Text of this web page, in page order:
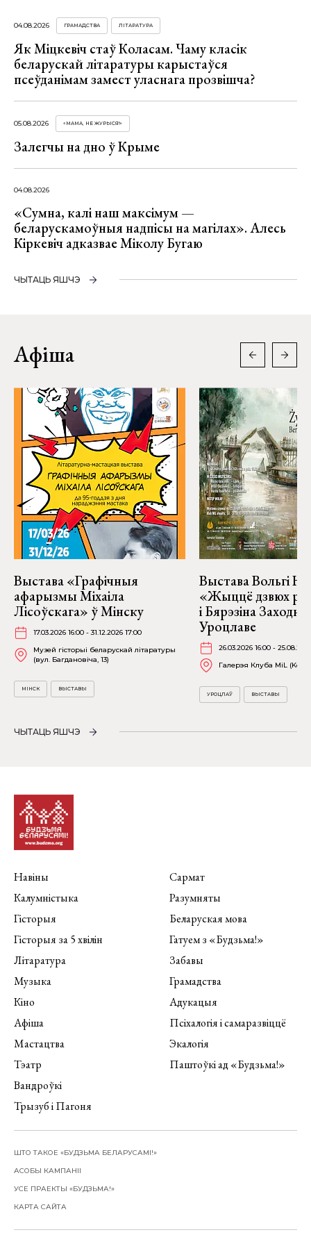
04.08.2026 ГРАМАДСТВА ЛІТАРАТУРА
Як Міцкевіч стаў Коласам. Чаму класік
беларускай літаратуры карыстаўся
псеўданімам замест уласнага прозвішча?
05.08.2026 «МАМА, НЕ ЖУРЫСЯ!»
Залегчы на дно ў Крыме
04.08.2026
«Сумна, калі наш максімум —
беларускамоўныя надпісы на магілах». Алесь
Кіркевіч адказвае Міколу Бугаю
ЧЫТАЦЬ ЯШЧЭ
Афіша
Выстава «Графічныя
афарызмы Міхаіла
Лісоўскага» ў Мінску
17.03.2026 16:00 - 31.12.2026 17:00
Музей гісторыі беларускай літаратуры
(вул. Багдановіча, 13)
МІНСК ВЫСТАВЫ
Выстава Вольгі
«Жыццё дзвюх
і Бярэзіна
Уроцлаве
26.03.2026 16:00 -
Галерэя Клуба MiL
УРОЦЛАЎ ВЫСТАВЫ
ЧЫТАЦЬ ЯШЧЭ
Навіны
Калумністыка
Гісторыя
Гісторыя за 5 хвілін
Літаратура
Музыка
Кіно
Афіша
Мастацтва
Тэатр
Вандроўкі
Трызуб і Пагоня
Сармат
Разумняты
Беларуская мова
Гатуем з «Будзьма!»
Забавы
Грамадства
Адукацыя
Псіхалогія і самаразвіццё
Экалогія
Паштоўкі ад «Будзьма!»
ШТО ТАКОЕ «БУДЗЬМА БЕЛАРУСАМІ!»
АСОБЫ КАМПАНІІ
УСЕ ПРАЕКТЫ «БУДЗЬМА!»
КАРТА САЙТА